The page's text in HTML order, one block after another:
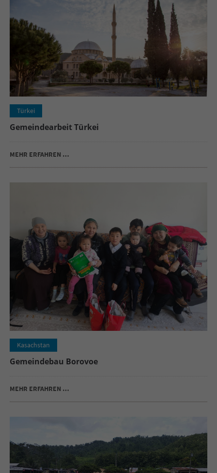
Türkei
Gemeindearbeit Türkei
MEHR ERFAHREN …
Kasachstan
Gemeindebau Borovoe
MEHR ERFAHREN …